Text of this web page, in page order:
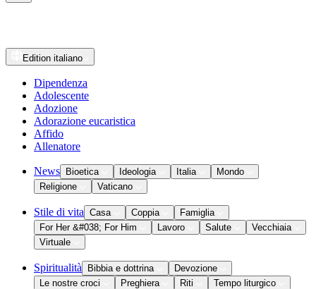
Edition italiano
Dipendenza
Adolescente
Adozione
Adorazione eucaristica
Affido
Allenatore
News Bioetica Ideologia Italia
Mondo
Religione
Vaticano
Stile di vita Casa Coppia
Famiglia
For Her &#038; For Him
Lavoro Salute
Vecchiaia
Virtuale
Spiritualità Bibbia e dottrina
Devozione
Le nostre croci
Preghiera Riti
Tempo liturgico